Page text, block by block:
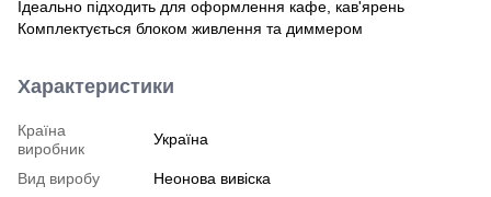
Ідеально підходить для оформлення кафе, кав'ярень
Комплектується блоком живлення та диммером
Характеристики
Країна
виробник
Україна
Вид виробу
Неонова вивіска